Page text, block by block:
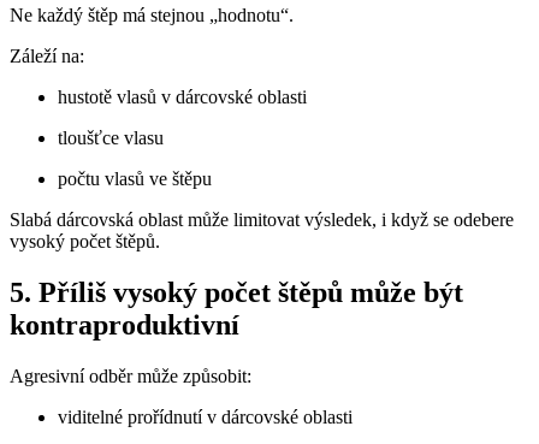
Ne každý štěp má stejnou „hodnotu“.
Záleží na:
hustotě vlasů v dárcovské oblasti
tloušťce vlasu
počtu vlasů ve štěpu
Slabá dárcovská oblast může limitovat výsledek, i když se odebere
vysoký počet štěpů.
5. Příliš vysoký počet štěpů může být
kontraproduktivní
Agresivní odběr může způsobit:
viditelné prořídnutí v dárcovské oblasti